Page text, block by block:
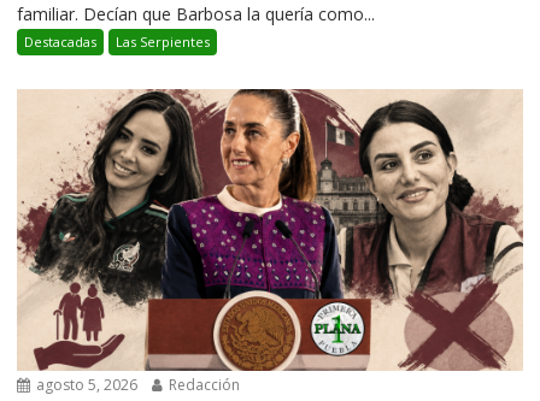
familiar. Decían que Barbosa la quería como...
Destacadas Las Serpientes
agosto 5, 2026 Redacción